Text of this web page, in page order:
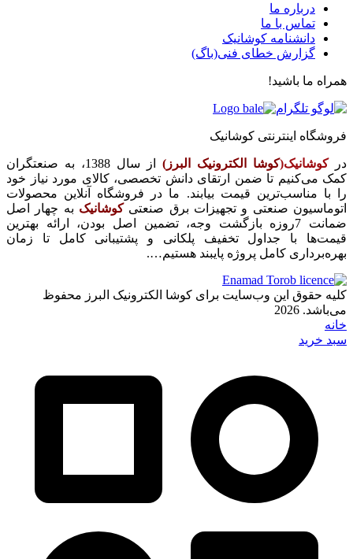
درباره ما
تماس با ما
دانشنامه کوشانیک
گزارش خطای فنی(باگ)
همراه ما باشید!
فروشگاه اینترنتی کوشانیک
در کوشانیک(کوشا الکترونیک البرز)
از سال 1388، به صنعتگران
کمک می‌کنیم تا ضمن ارتقای دانش تخصصی، کالای مورد نیاز خود
را با مناسب‌ترین قیمت بیابند. ما در فروشگاه آنلاین محصولات
اتوماسیون صنعتی و تجهیزات برق صنعتی کوشانیک به چهار اصل
ضمانت 7روزه بازگشت وجه، تضمین اصل بودن، ارائه بهترین
قیمت‌ها با جداول تخفیف پلکانی و پشتیبانی کامل تا زمان
بهره‌برداری کامل پروژه پایبند هستیم….
کلیه حقوق این وب‌سایت برای کوشا الکترونیک البرز محفوظ
می‌باشد. 2026
خانه
سبد خرید